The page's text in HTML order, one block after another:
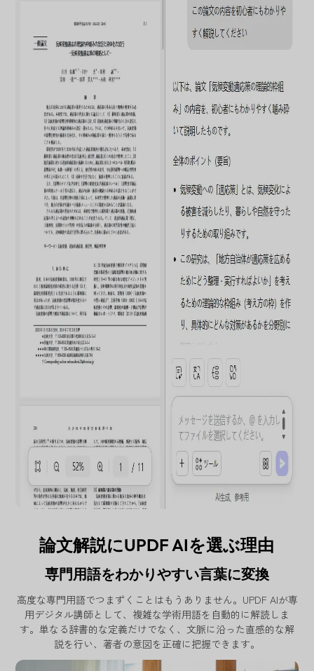
論文解説にUPDF AIを選ぶ理由
専門用語をわかりやすい言葉に変換
高度な専門用語でつまずくことはもうありません。UPDF AIが専
用デジタル講師として、複雑な学術用語を自動的に解読しま
す。単なる辞書的な定義だけでなく、文脈に沿った直感的な解
説を行い、著者の意図を正確に把握できます。